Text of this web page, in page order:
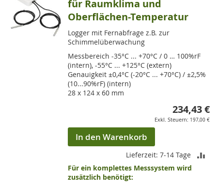
für Raumklima und
Oberflächen-Temperatur
Logger mit Fernabfrage z.B. zur
Schimmelüberwachung
Messbereich -35°C ... +70°C / 0 … 100%rF
(intern), -55°C ... +125°C (extern)
Genauigkeit ±0,4°C (-20°C ... +70°C) / ±2,5%
(10...90%rF) (intern)
28 x 124 x 60 mm
234,43 €
197,00 €
In den Warenkorb
Lieferzeit: 7-14 Tage
Für ein komplettes Messsystem wird
zusätzlich benötigt: